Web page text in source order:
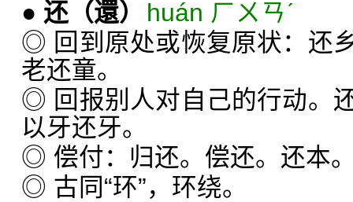
● 还（還）
huán ㄏㄨㄢˊ
◎ 回到原处或恢复原状：还
老还童。
◎ 回报别人对自己的行动。
以牙还牙。
◎ 偿付：归还。偿还。还本
◎ 古同“环”，环绕。